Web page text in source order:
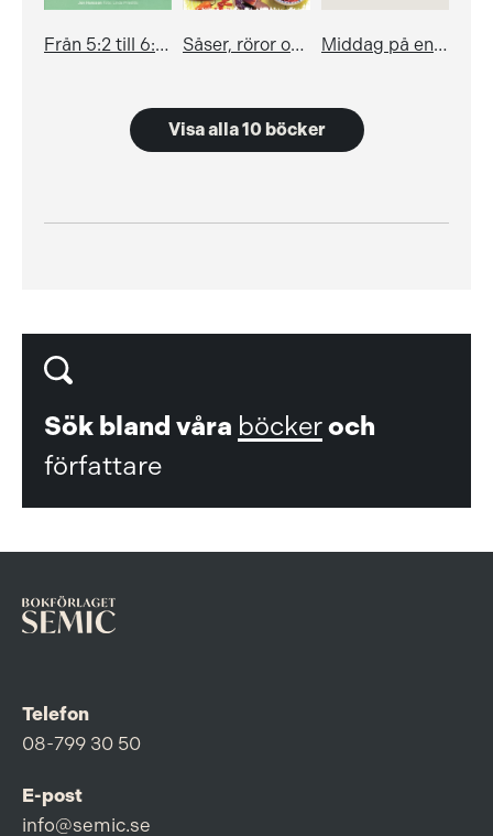
Från 5:2 till 6:1 - gå ner, må bra, ät gott! Såser, röror och andra till- och grillbehör Middag på en kvart
Visa alla 10 böcker
Sök bland våra böckeroch
författare
Telefon
08-799 30 50
E-post
info@semic.se